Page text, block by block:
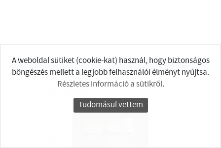
Irány a bolt!
A weboldal sütiket (cookie-kat) használ, hogy biztonságos
böngészés mellett a legjobb felhasználói élményt nyújtsa.
Részletes információ a sütikről.
Tudomásul vettem